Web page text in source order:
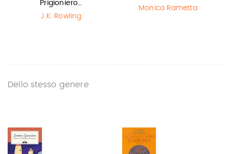
Prigioniero…
J.K. Rowling
Monica Rametta
Dello stesso genere